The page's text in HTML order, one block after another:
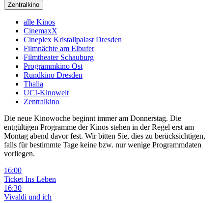
Zentralkino
alle Kinos
CinemaxX
Cineplex Kristallpalast Dresden
Filmnächte am Elbufer
Filmtheater Schauburg
Programmkino Ost
Rundkino Dresden
Thalia
UCI-Kinowelt
Zentralkino
Die neue Kinowoche beginnt immer am Donnerstag. Die
entgültigen Programme der Kinos stehen in der Regel erst am
Montag abend davor fest. Wir bitten Sie, dies zu berücksichtigen,
falls für bestimmte Tage keine bzw. nur wenige Programmdaten
vorliegen.
16:00
Ticket Ins Leben
16:30
Vivaldi und ich